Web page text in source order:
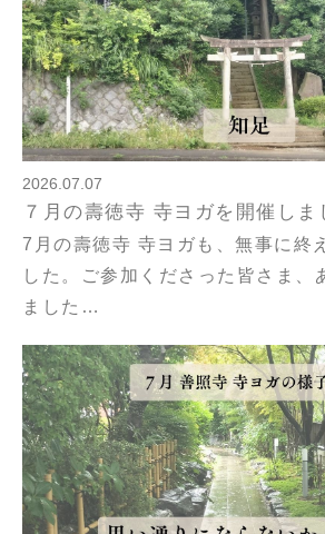
2026.07.07
７月の壽徳寺 寺ヨガを開催しま
7月の壽徳寺 寺ヨガも、無事に終
した。ご参加くださった皆さま、
ました…